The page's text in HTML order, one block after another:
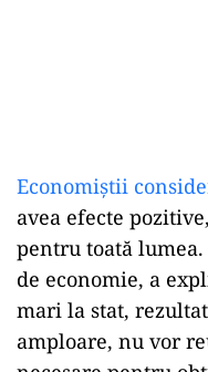
Economiștii
avea efecte
pentru toată
de economie, a
mari la stat,
amploare, nu vor